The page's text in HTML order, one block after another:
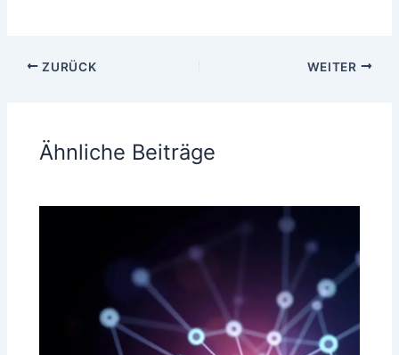
ZURÜCK WEITER
Ähnliche Beiträge